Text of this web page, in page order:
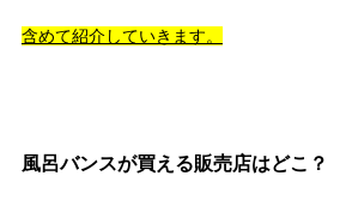
含めて紹介していきます。
風呂バンスが買える販売店はどこ？